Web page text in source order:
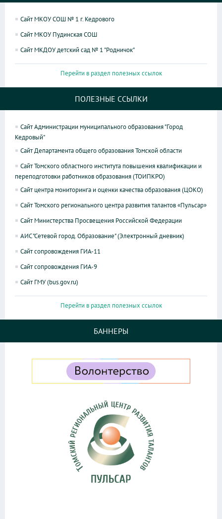
Сайт МКОУ СОШ № 1 г. Кедрового
Сайт МКОУ Пудинская СОШ
Сайт МКДОУ детский сад № 1 "Родничок"
Перейти в раздел полезных ссылок
ПОЛЕЗНЫЕ ССЫЛКИ
Сайт Администрации муниципального образования "Город
Кедровый"
Сайт Департамента общего образования Томской области
Сайт Томского областного института повышения квалификации и
переподготовки работников образования (ТОИПКРО)
Сайт центра мониторинга и оценки качества образования (ЦОКО)
Сайт Томского регионального центра развития талантов «Пульсар»
Сайт Министерства Просвещения Российской Федерации
АИС "Сетевой город. Образование" (Электронный дневник)
Сайт сопровождения ГИА-11
Сайт сопровождения ГИА-9
Сайт ГМУ (bus.gov.ru)
Перейти в раздел полезных ссылок
БАННЕРЫ